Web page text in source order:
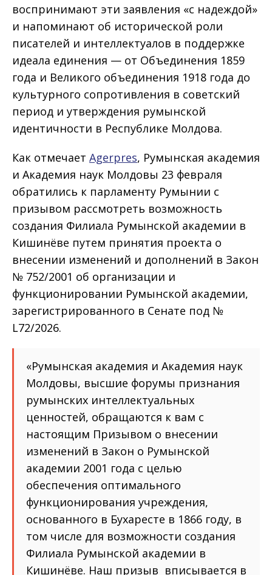
воспринимают эти заявления «с надеждой»
и напоминают об исторической роли
писателей и интеллектуалов в поддержке
идеала единения — от Объединения 1859
года и Великого объединения 1918 года до
культурного сопротивления в советский
период и утверждения румынской
идентичности в Республике Молдова.
Как отмечает Agerpres, Румынская академия
и Академия наук Молдовы 23 февраля
обратились к парламенту Румынии с
призывом рассмотреть возможность
создания Филиала Румынской академии в
Кишинёве путем принятия проекта о
внесении изменений и дополнений в Закон
№ 752/2001 об организации и
функционировании Румынской академии,
зарегистрированного в Сенате под №
L72/2026.
«Румынская академия и Академия наук
Молдовы, высшие форумы признания
румынских интеллектуальных
ценностей, обращаются к вам с
настоящим Призывом о внесении
изменений в Закон о Румынской
академии 2001 года с целью
обеспечения оптимального
функционирования учреждения,
основанного в Бухаресте в 1866 году, в
том числе для возможности создания
Филиала Румынской академии в
Кишинёве. Наш призыв вписывается в